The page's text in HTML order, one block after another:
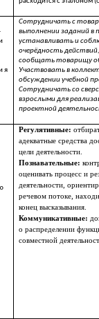
я
Сотрудничать с
выполнении заданий в
устанавливать и
очерёдность
сообщать товарищу
Участвовать в
обсуждении учебной
Сотрудничать со
взрослыми для
проектной
Регулятивные:
адекватные средства
цели деятельности.
Познавательные:
оценивать процесс и
деятельности,
речевом потоке,
конец высказывания.
Коммуникативные:
о распределении
совместной